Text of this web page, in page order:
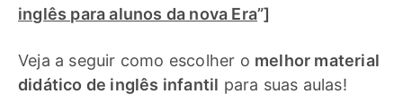
inglês para alunos da nova Era”]
Veja a seguir como escolher o melhor material
didático de inglês infantil para suas aulas!